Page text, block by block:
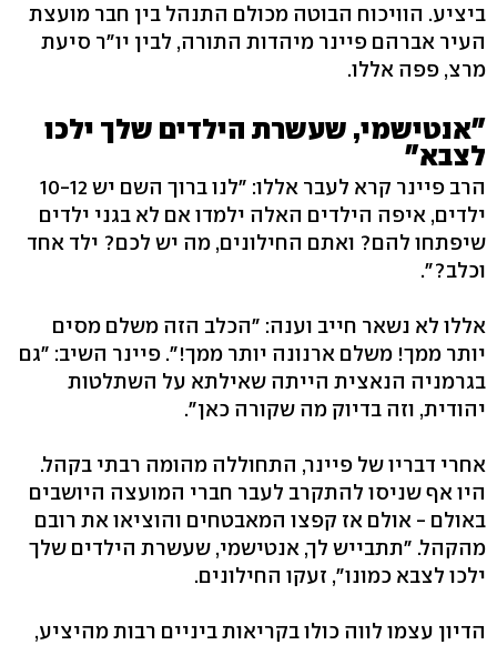
ביציע. הוויכוח הבוטה מכולם התנהל בין חבר מועצת
העיר אברהם פיינר מיהדות התורה, לבין יו"ר סיעת
מרצ, פפה אללו.
"אנטישמי, שעשרת הילדים שלך ילכו
לצבא"
הרב פיינר קרא לעבר אללו: "לנו ברוך השם יש 10-12
ילדים, איפה הילדים האלה ילמדו אם לא בגני ילדים
שיפתחו להם? ואתם החילונים, מה יש לכם? ילד אחד
וכלב?".
אללו לא נשאר חייב וענה: "הכלב הזה משלם מסים
יותר ממך! משלם ארנונה יותר ממך!". פיינר השיב: "גם
בגרמניה הנאצית הייתה שאילתא על השתלטות
יהודית, וזה בדיוק מה שקורה כאן".
אחרי דבריו של פיינר, התחוללה מהומה רבתי בקהל.
היו אף שניסו להתקרב לעבר חברי המועצה היושבים
באולם - אולם אז קפצו המאבטחים והוציאו את רובם
מהקהל. "תתבייש לך, אנטישמי, שעשרת הילדים שלך
ילכו לצבא כמונו", זעקו החילונים.
הדיון עצמו לווה כולו בקריאות ביניים רבות מהיציע,